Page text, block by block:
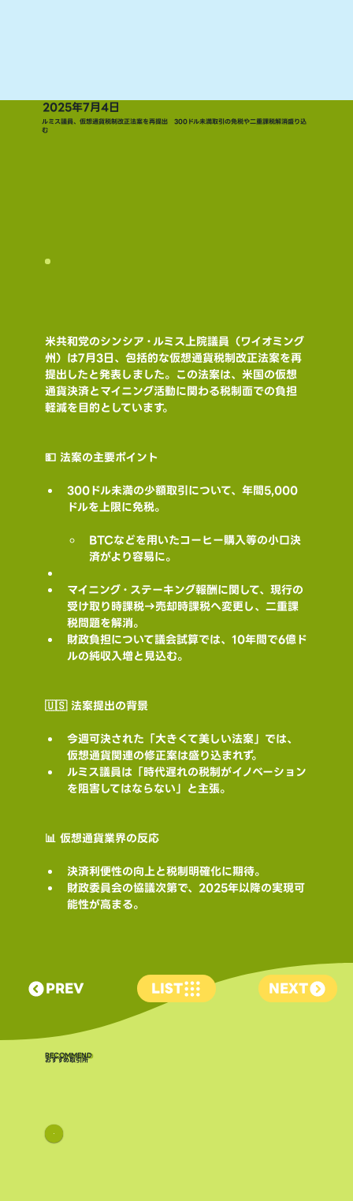
2025年7月4日
ルミス議員、仮想通貨税制改正法案を再提出 300ドル未満取引の免税や二重課税解消盛り込
む
米共和党のシンシア・ルミス上院議員（ワイオミング
州）は7月3日、包括的な仮想通貨税制改正法案を再
提出したと発表しました。この法案は、米国の仮想
通貨決済とマイニング活動に関わる税制面での負担
軽減を目的としています。
💵 法案の主要ポイント
300ドル未満の少額取引について、年間5,000
ドルを上限に免税。
BTCなどを用いたコーヒー購入等の小口決
済がより容易に。
マイニング・ステーキング報酬に関して、現行の
受け取り時課税→売却時課税へ変更し、二重課
税問題を解消。
財政負担について議会試算では、10年間で6億ド
ルの純収入増と見込む。
🇺🇸 法案提出の背景
今週可決された「大きくて美しい法案」では、
仮想通貨関連の修正案は盛り込まれず。
ルミス議員は「時代遅れの税制がイノベーション
を阻害してはならない」と主張。
📊 仮想通貨業界の反応
決済利便性の向上と税制明確化に期待。
財政委員会の協議次第で、2025年以降の実現可
能性が高まる。
PREV LIST NEXT
​RECOMMEND
おすすめ取引所